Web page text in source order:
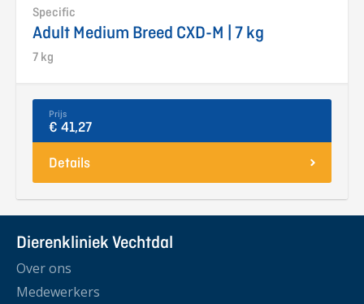
Specific
Adult Medium Breed CXD-M | 7 kg
7 kg
Prijs
€ 41,27
Details
Dierenkliniek Vechtdal
Over ons
Medewerkers